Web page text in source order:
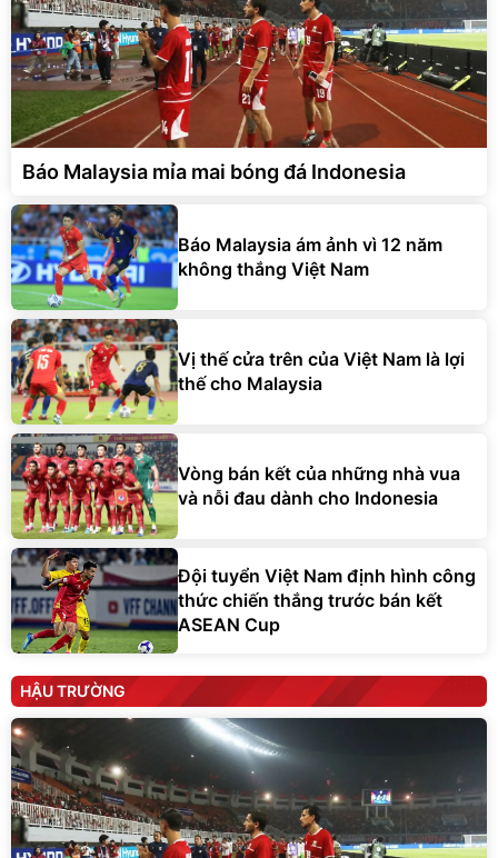
Báo Malaysia mỉa mai bóng đá Indonesia
Báo Malaysia ám ảnh vì 12 năm
không thắng Việt Nam
Vị thế cửa trên của Việt Nam là lợi
thế cho Malaysia
Vòng bán kết của những nhà vua
và nỗi đau dành cho Indonesia
Đội tuyển Việt Nam định hình công
thức chiến thắng trước bán kết
ASEAN Cup
HẬU TRƯỜNG